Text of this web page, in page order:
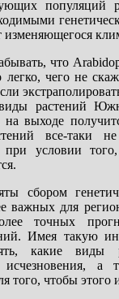
популяций
что
легко, чего не
растений
выходе
все-таки
условии того,
сбором
важных для
точных
Имея такую
какие виды
а
того, чтобы этого